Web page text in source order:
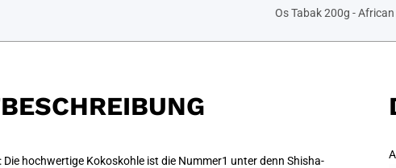
Os Tabak 200g - African
hochwertige Kokoskohle ist die Nummer1 unter denn Shisha-